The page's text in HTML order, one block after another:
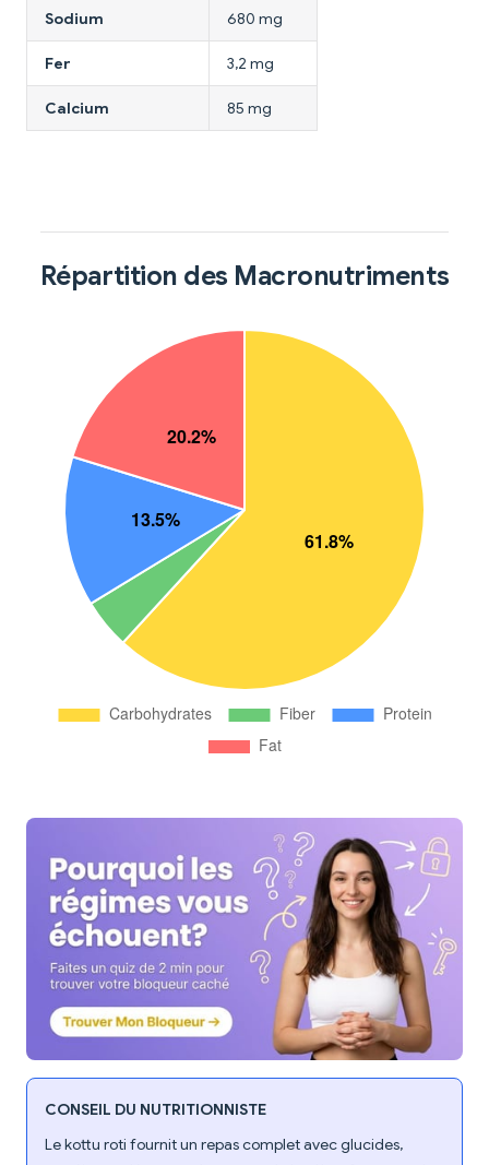
Sodium 680 mg
Fer 3,2 mg
Calcium 85 mg
Répartition des Macronutriments
CONSEIL DU NUTRITIONNISTE
Le kottu roti fournit un repas complet avec glucides,